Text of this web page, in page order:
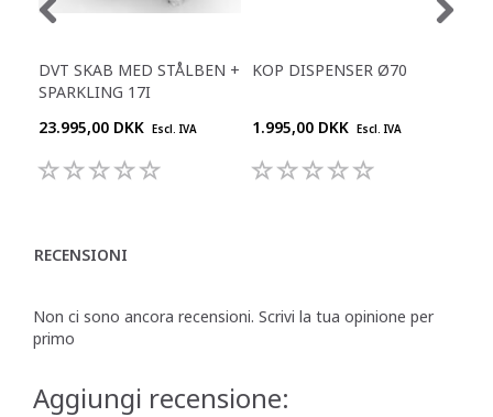
DVT SKAB MED STÅLBEN +
SPARKLING 17I
23.995,00 DKK Escl. IVA
KOP DISPENSER Ø70
1.995,00 DKK Escl. IVA
RECENSIONI
Non ci sono ancora recensioni. Scrivi la tua opinione per
primo
Aggiungi recensione: